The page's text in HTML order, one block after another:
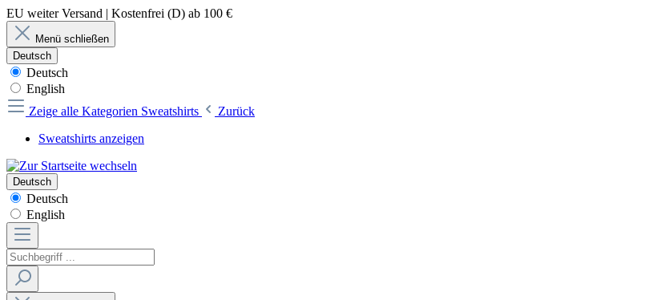
EU weiter Versand | Kostenfrei (D) ab 100 €
Menü schließen
Deutsch
Deutsch
English
Zeige alle Kategorien Sweatshirts
Zurück
Sweatshirts anzeigen
Deutsch
Deutsch
English